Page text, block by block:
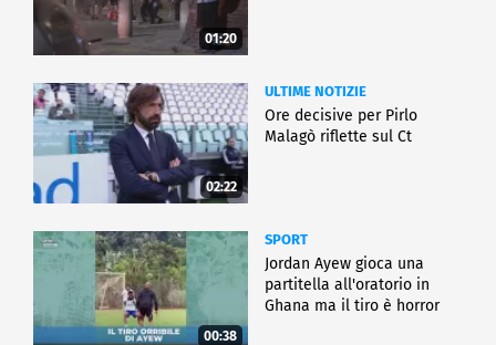
01:20
02:22
ULTIME NOTIZIE
Ore decisive per Pirlo
Malagò riflette sul Ct
00:38
SPORT
Jordan Ayew gioca una
partitella all'oratorio in
Ghana ma il tiro è horror